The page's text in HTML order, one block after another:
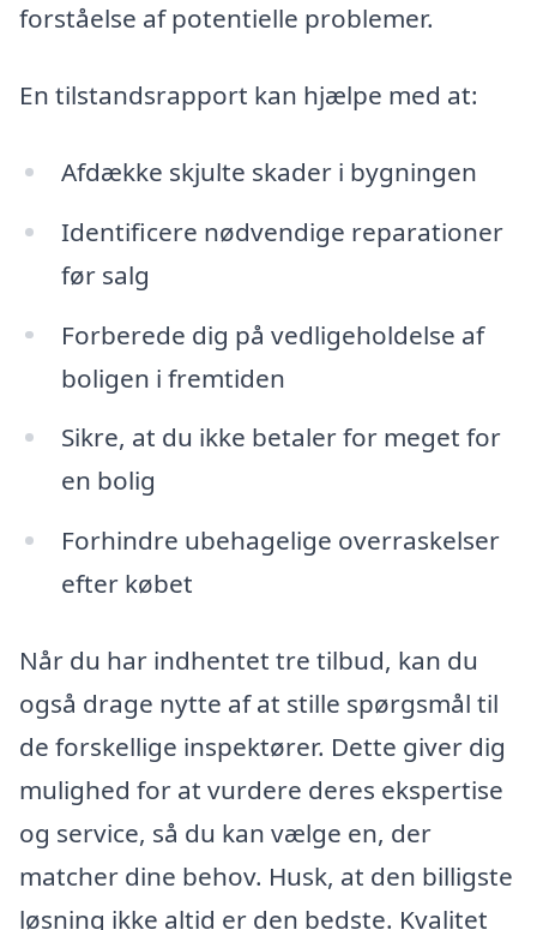
forståelse af potentielle problemer.
En tilstandsrapport kan hjælpe med at:
Afdække skjulte skader i bygningen
Identificere nødvendige reparationer
før salg
Forberede dig på vedligeholdelse af
boligen i fremtiden
Sikre, at du ikke betaler for meget for
en bolig
Forhindre ubehagelige overraskelser
efter købet
Når du har indhentet tre tilbud, kan du
også drage nytte af at stille spørgsmål til
de forskellige inspektører. Dette giver dig
mulighed for at vurdere deres ekspertise
og service, så du kan vælge en, der
matcher dine behov. Husk, at den billigste
løsning ikke altid er den bedste. Kvalitet